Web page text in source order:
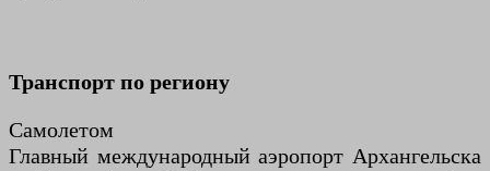
Транспорт по региону
Самолетом
Главный международный аэропорт Архангельска